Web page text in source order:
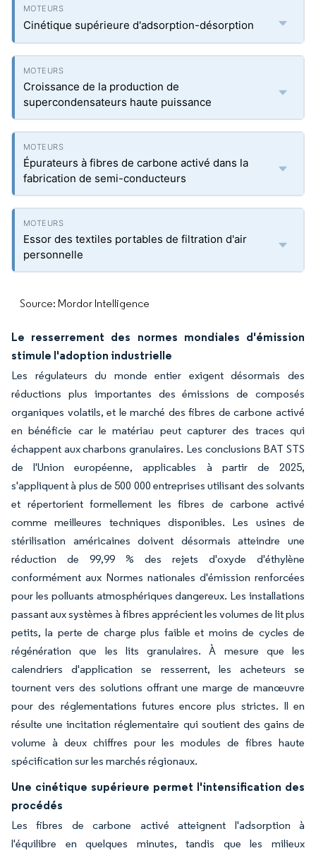
Cinétique supérieure d'adsorption-désorption
Croissance de la production de
supercondensateurs haute puissance
Épurateurs à fibres de carbone activé dans la
fabrication de semi-conducteurs
Essor des textiles portables de filtration d'air
personnelle
Source: Mordor Intelligence
Le resserrement des normes mondiales d'émission
stimule l'adoption industrielle
Les régulateurs du monde entier exigent désormais des
réductions plus importantes des émissions de composés
organiques volatils, et le marché des fibres de carbone activé
en bénéficie car le matériau peut capturer des traces qui
échappent aux charbons granulaires. Les conclusions BAT STS
de l'Union européenne, applicables à partir de 2025,
s'appliquent à plus de 500 000 entreprises utilisant des solvants
et répertorient formellement les fibres de carbone activé
comme meilleures techniques disponibles. Les usines de
stérilisation américaines doivent désormais atteindre une
réduction de 99,99 % des rejets d'oxyde d'éthylène
conformément aux Normes nationales d'émission renforcées
pour les polluants atmosphériques dangereux. Les installations
passant aux systèmes à fibres apprécient les volumes de lit plus
petits, la perte de charge plus faible et moins de cycles de
régénération que les lits granulaires. À mesure que les
calendriers d'application se resserrent, les acheteurs se
tournent vers des solutions offrant une marge de manœuvre
pour des réglementations futures encore plus strictes. Il en
résulte une incitation réglementaire qui soutient des gains de
volume à deux chiffres pour les modules de fibres haute
spécification sur les marchés régionaux.
Une cinétique supérieure permet l'intensification des
procédés
Les fibres de carbone activé atteignent l'adsorption à
l'équilibre en quelques minutes, tandis que les milieux